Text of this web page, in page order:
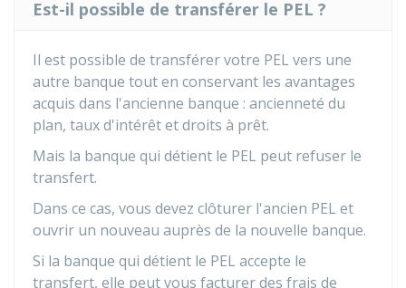
Est-il possible de transférer le PEL ?
Il est possible de transférer votre PEL vers une
autre banque tout en conservant les avantages
acquis dans l'ancienne banque : ancienneté du
plan, taux d'intérêt et droits à prêt.
Mais la banque qui détient le PEL peut refuser le
transfert.
Dans ce cas, vous devez clôturer l'ancien PEL et
ouvrir un nouveau auprès de la nouvelle banque.
Si la banque qui détient le PEL accepte le
transfert, elle peut vous facturer des frais de